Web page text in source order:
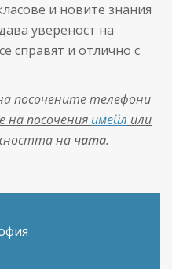
и новите знания
увереност на
справят и отлично с
посочените телефони
на посочения имейл или
на чата.